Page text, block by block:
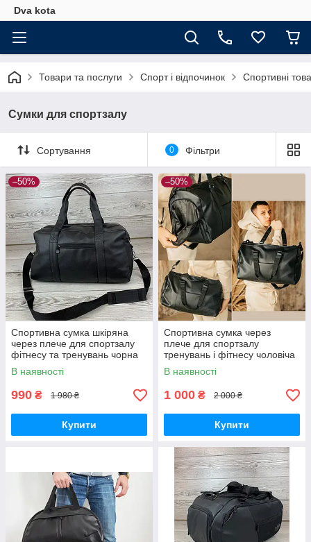
Dva kota
Товари та послуги Спорт і відпочинок Спортивні
Сумки для спортзалу
Сортування 0 Фільтри
–50%
Спортивна сумка шкіряна
через плече для спортзалу
фітнесу та тренувань чорна
В наявності
990 ₴ 1 980 ₴
Купити
–50%
Спортивна сумка через
плече для спортзалу
тренувань і фітнесу чоловіча
дорожня сумка чорна
В наявності
1 000 ₴ 2 000 ₴
Купити